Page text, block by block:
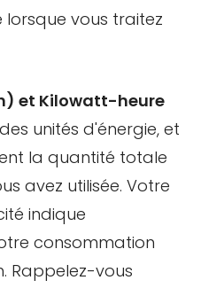
vous traitez
et Kilowatt-heure
unités d'énergie, et
la quantité totale
avez utilisée. Votre
indique
consommation
Rappelez-vous